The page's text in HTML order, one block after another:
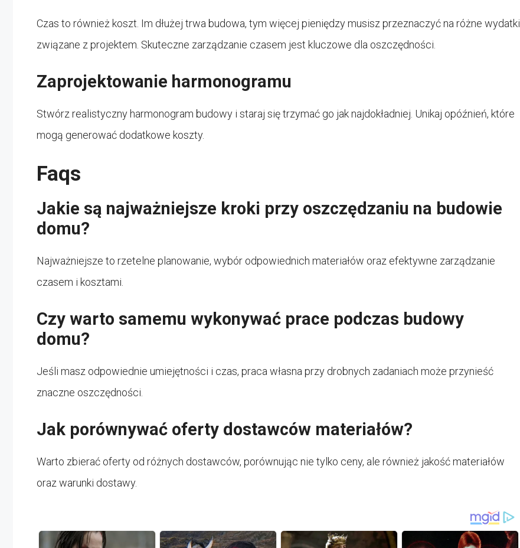
Czas to również koszt. Im dłużej trwa budowa, tym więcej pieniędzy musisz przeznaczyć na różne wydatki
związane z projektem. Skuteczne zarządzanie czasem jest kluczowe dla oszczędności.
Zaprojektowanie harmonogramu
Stwórz realistyczny harmonogram budowy i staraj się trzymać go jak najdokładniej. Unikaj opóźnień, które
mogą generować dodatkowe koszty.
Faqs
Jakie są najważniejsze kroki przy oszczędzaniu na budowie
domu?
Najważniejsze to rzetelne planowanie, wybór odpowiednich materiałów oraz efektywne zarządzanie
czasem i kosztami.
Czy warto samemu wykonywać prace podczas budowy
domu?
Jeśli masz odpowiednie umiejętności i czas, praca własna przy drobnych zadaniach może przynieść
znaczne oszczędności.
Jak porównywać oferty dostawców materiałów?
Warto zbierać oferty od różnych dostawców, porównując nie tylko ceny, ale również jakość materiałów
oraz warunki dostawy.